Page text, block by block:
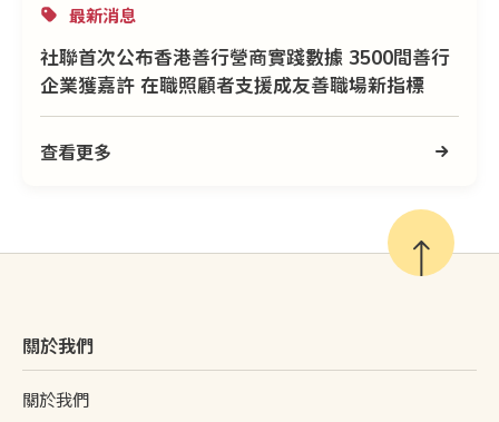
最新消息
社聯首次公布香港善行營商實踐數據 3500間善行
企業獲嘉許 在職照顧者支援成友善職場新指標
查看更多
關於我們
關於我們